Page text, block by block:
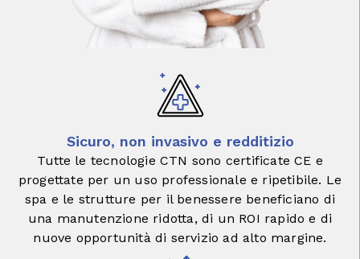
Sicuro, non invasivo e redditizio
Tutte le tecnologie CTN sono certificate CE e
progettate per un uso professionale e ripetibile. Le
spa e le strutture per il benessere beneficiano di
una manutenzione ridotta, di un ROI rapido e di
nuove opportunità di servizio ad alto margine.